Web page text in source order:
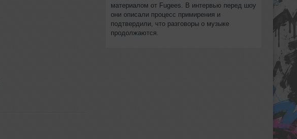
материалом от Fugees. В интервью перед шоу
они описали процесс примирения и
подтвердили, что разговоры о музыке
продолжаются.